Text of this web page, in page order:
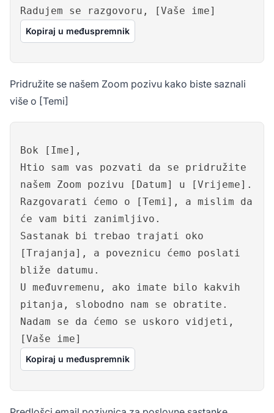
Radujem se razgovoru, [Vaše ime]
Kopiraj u međuspremnik
Pridružite se našem Zoom pozivu kako biste saznali
više o [Temi]
Bok [Ime],
Htio sam vas pozvati da se pridružite
našem Zoom pozivu [Datum] u [Vrijeme].
Razgovarati ćemo o [Temi], a mislim da
će vam biti zanimljivo.
Sastanak bi trebao trajati oko
[Trajanja], a poveznicu ćemo poslati
bliže datumu.
U međuvremenu, ako imate bilo kakvih
pitanja, slobodno nam se obratite.
Nadam se da ćemo se uskoro vidjeti,
[Vaše ime]
Kopiraj u međuspremnik